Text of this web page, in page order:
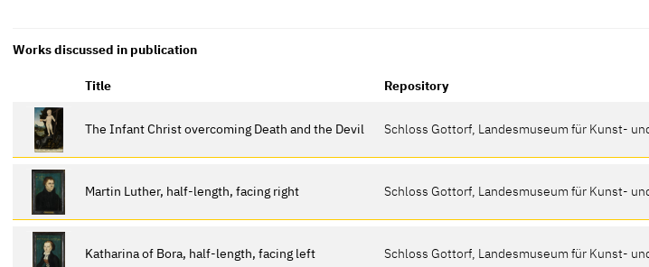
Works discussed in publication
Title Repository
The Infant Christ overcoming Death and the Devil Schloss Gottorf, Landesmuseum für Kunst-
Martin Luther, half-length, facing right Schloss Gottorf, Landesmuseum für Kunst-
Katharina of Bora, half-length, facing left Schloss Gottorf, Landesmuseum für Kunst-